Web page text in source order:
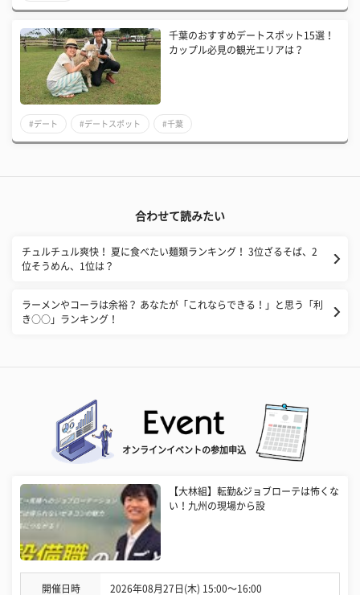
千葉のおすすめデートスポット15選！
カップル必見の観光エリアは？
#デート #デートスポット #千葉
合わせて読みたい
チュルチュル爽快！ 夏に食べたい麺類ランキング！ 3位ざるそば、2
位そうめん、1位は？
ラーメンやコーラは余裕？ あなたが「これならできる！」と思う「利
き○○」ランキング！
オンラインイベントの参加申込
【大林組】転勤&ジョブローテは怖くな
い！九州の現場から設
開催日時 2026年08月27日(木) 15:00〜16:00